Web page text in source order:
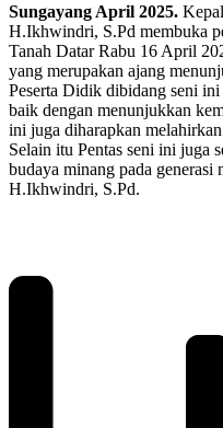
Sungayang April 2025.
H.Ikhwindri, S.Pd membuka
Tanah Datar Rabu 16 April
yang merupakan ajang
Peserta Didik dibidang seni
baik dengan menunjukkan
ini juga diharapkan
Selain itu Pentas seni ini juga
budaya minang pada generasi
H.Ikhwindri, S.Pd.